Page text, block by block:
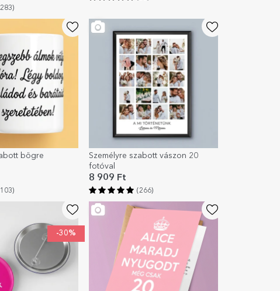
bögre
Személyre szabott vászon 20
fotóval
8 909 Ft
(266)
-30%